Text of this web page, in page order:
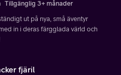
Tillgänglig 3+ månader
ut på nya, små äventyr
in i deras färgglada värld och
fjäril